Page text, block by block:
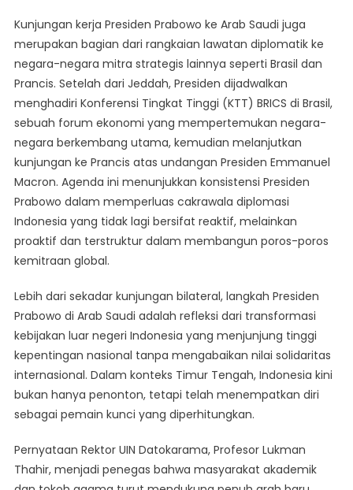
Kunjungan kerja Presiden Prabowo ke Arab Saudi juga
merupakan bagian dari rangkaian lawatan diplomatik ke
negara-negara mitra strategis lainnya seperti Brasil dan
Prancis. Setelah dari Jeddah, Presiden dijadwalkan
menghadiri Konferensi Tingkat Tinggi (KTT) BRICS di Brasil,
sebuah forum ekonomi yang mempertemukan negara-
negara berkembang utama, kemudian melanjutkan
kunjungan ke Prancis atas undangan Presiden Emmanuel
Macron. Agenda ini menunjukkan konsistensi Presiden
Prabowo dalam memperluas cakrawala diplomasi
Indonesia yang tidak lagi bersifat reaktif, melainkan
proaktif dan terstruktur dalam membangun poros-poros
kemitraan global.
Lebih dari sekadar kunjungan bilateral, langkah Presiden
Prabowo di Arab Saudi adalah refleksi dari transformasi
kebijakan luar negeri Indonesia yang menjunjung tinggi
kepentingan nasional tanpa mengabaikan nilai solidaritas
internasional. Dalam konteks Timur Tengah, Indonesia kini
bukan hanya penonton, tetapi telah menempatkan diri
sebagai pemain kunci yang diperhitungkan.
Pernyataan Rektor UIN Datokarama, Profesor Lukman
Thahir, menjadi penegas bahwa masyarakat akademik